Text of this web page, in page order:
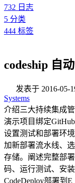
732 日志
5 分类
444 标签
codeship 自
发表于 2016-05-
Systems
介绍三大持续集成
演示项目绑定
设置测试和部署环
加新部署流水线、选
存储。阐述完整部
码、运行测试、安
CodeDeploy部署到E